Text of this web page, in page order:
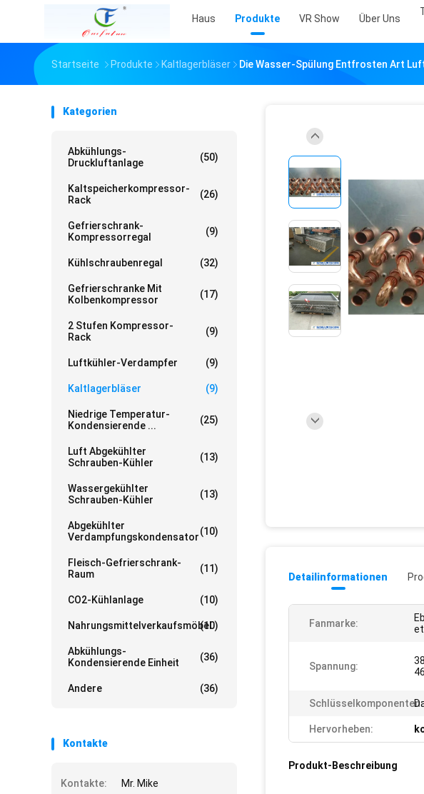
Haus Produkte VR Show Über Uns
Startseite Produkte Kaltlagerbläser Die Wasser-Spülung Entfrosten Art
Kategorien
Abkühlungs-
Druckluftanlage
(50)
Kaltspeicherkompressor-
Rack
(26)
Gefrierschrank-
Kompressorregal
(9)
Kühlschraubenregal (32)
Gefrierschranke Mit
Kolbenkompressor
(17)
2 Stufen Kompressor-
Rack
(9)
Luftkühler-Verdampfer (9)
Kaltlagerbläser (9)
Niedrige Temperatur-
Kondensierende ...
(25)
Luft Abgekühlter
Schrauben-Kühler
(13)
Wassergekühlter
Schrauben-Kühler
(13)
Abgekühlter
Verdampfungskondensator(10)
Fleisch-Gefrierschrank-
Raum
(11)
CO2-Kühlanlage (10)
Nahrungsmittelverkaufsmöbel
(10)
Abkühlungs-
Kondensierende Einheit
(36)
Andere (36)
Kontakte
Kontakte:
Mr. Mike
Detailinformationen
Fanmarke:
Spannung:
Schlüsselkomponenten:
Hervorheben:
Produkt-Beschreibung